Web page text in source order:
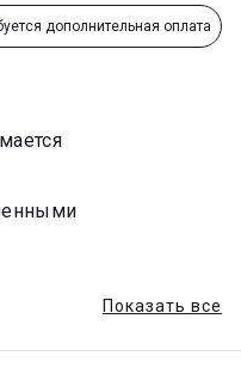
дополнительная оплата
Показать все